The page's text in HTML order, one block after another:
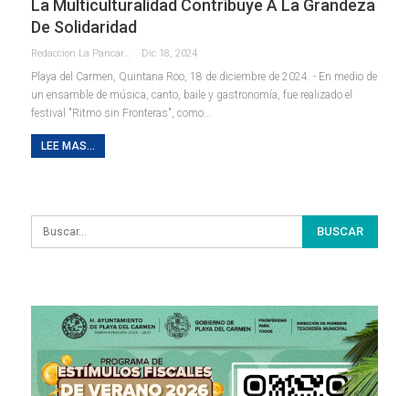
La Multiculturalidad Contribuye A La Grandeza
De Solidaridad
Redaccion La Pancarta De Quintana Roo Dic 18, 2024
Playa del Carmen, Quintana Roo, 18 de diciembre de 2024. - En medio de
un ensamble de música, canto, baile y gastronomía, fue realizado el
festival "Ritmo sin Fronteras", como…
LEE MAS...